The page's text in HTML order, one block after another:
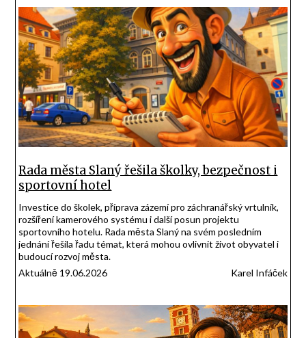
Rada města Slaný řešila školky, bezpečnost i
sportovní hotel
Investice do školek, příprava zázemí pro záchranářský vrtulník,
rozšíření kamerového systému i další posun projektu
sportovního hotelu. Rada města Slaný na svém posledním
jednání řešila řadu témat, která mohou ovlivnit život obyvatel i
budoucí rozvoj města.
Aktuálně 19.06.2026
Karel Infáček